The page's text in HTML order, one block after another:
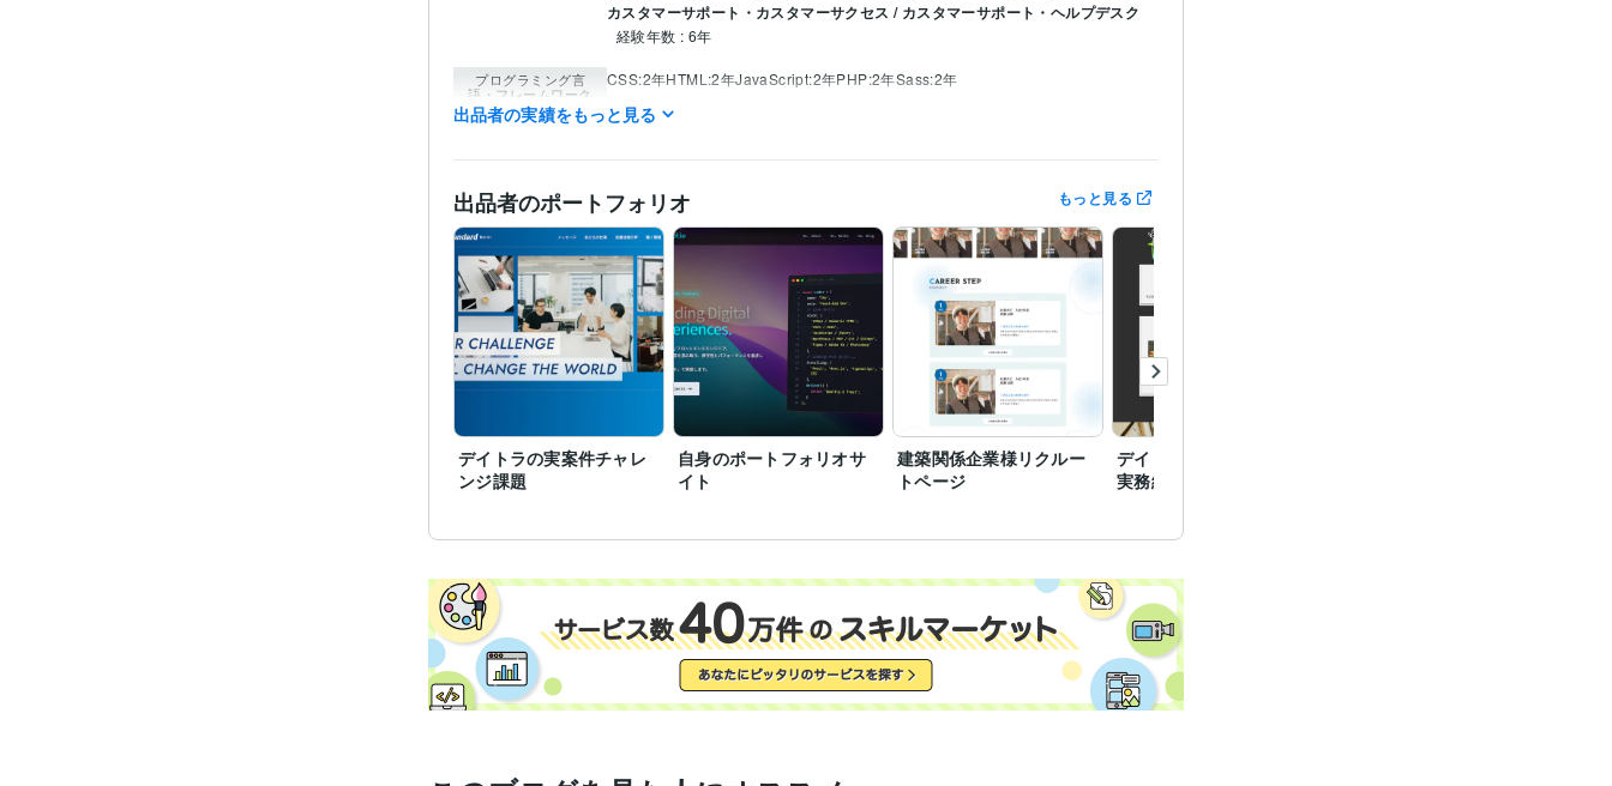
カスタマーサポート・カスタマーサクセス / カスタマーサポート・ヘルプデスク
経験年数 : 6年
プログラミング言
語・フレームワーク
CSS:2年HTML:2年JavaScript:2年PHP:2年Sass:2年
その他ツール WordPress:2年
Web制作・HP作成・EC構築 LP・WordPressサイト・テーマ
学歴 早稲田大学 2000年3月 ~ 2006年2月
語学力 英語 日常会話レベル
出品者の実績をもっと見る
出品者のポートフォリオ もっと見る
デイトラの実案件チャレ
ンジ課題
自身のポートフォリオサ
イト
建築関係企業様リクルー
トページ
デイトラWeb制作コース
実務編の自由課題LPです